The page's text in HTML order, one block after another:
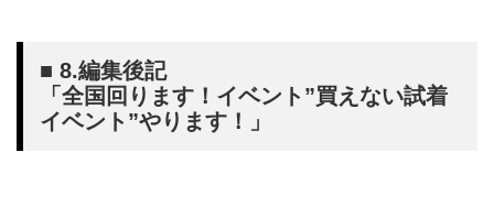
■ 8.編集後記
「全国回ります！イベント”買えない試着
イベント”やります！」